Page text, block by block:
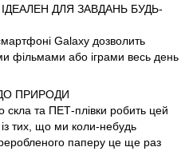
ДЛЯ ЗАВДАНЬ БУДЬ-
Galaxy дозволить
фільмами або іграми весь день
ПРИРОДИ
скла та ПЕТ-плівки робить цей
тих, що ми коли-небудь
паперу це ще раз